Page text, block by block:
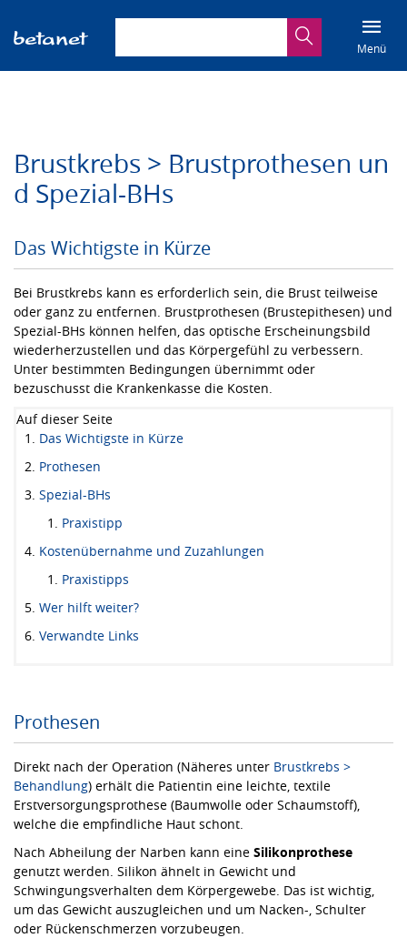
SucheMenü
Brustkrebs > Brustprothesen un
d Spezial-BHs
Das Wichtigste in Kürze
Bei Brustkrebs kann es erforderlich sein, die Brust teilweise
oder ganz zu entfernen. Brustprothesen (Brustepithesen) und
Spezial-BHs können helfen, das optische Erscheinungsbild
wiederherzustellen und das Körpergefühl zu verbessern.
Unter bestimmten Bedingungen übernimmt oder
bezuschusst die Krankenkasse die Kosten.
Auf dieser Seite
Das Wichtigste in Kürze
Prothesen
Spezial-BHs
Praxistipp
Kostenübernahme und Zuzahlungen
Praxistipps
Wer hilft weiter?
Verwandte Links
Prothesen
Direkt nach der Operation (Näheres unter Brustkrebs >
Behandlung) erhält die Patientin eine leichte, textile
Erstversorgungsprothese (Baumwolle oder Schaumstoff),
welche die empfindliche Haut schont.
Nach Abheilung der Narben kann eine Silikonprothese
genutzt werden. Silikon ähnelt in Gewicht und
Schwingungsverhalten dem Körpergewebe. Das ist wichtig,
um das Gewicht auszugleichen und um Nacken-, Schulter
oder Rückenschmerzen vorzubeugen.